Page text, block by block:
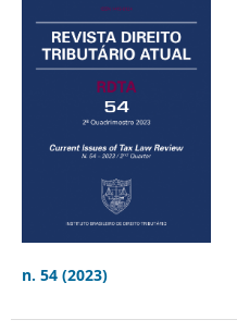
n. 54 (2023)